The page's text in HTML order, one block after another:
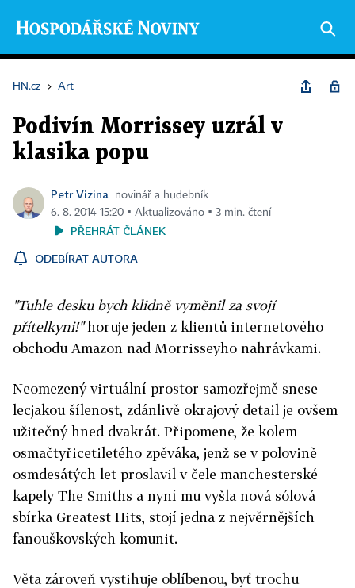
HN.cz › Art
Podivín Morrissey uzrál v
klasika popu
Petr Vizina
novinář a hudebník
6. 8. 2014 15:20 ▪ Aktualizováno ▪ 3 min. čtení
PŘEHRÁT ČLÁNEK
ODEBÍRAT AUTORA
"Tuhle desku bych klidně vyměnil za svojí
přítelkyni!"horuje jeden z klientů internetového
obchodu Amazon nad Morrisseyho nahrávkami.
Neomezený virtuální prostor samozřejmě snese
lecjakou šílenost, zdánlivě okrajový detail je ovšem
užitečný hned dvakrát. Připomene, že kolem
osmačtyřicetiletého zpěváka, jenž se v polovině
osmdesátých let proslavil v čele manchesterské
kapely The Smiths a nyní mu vyšla nová sólová
sbírka Greatest Hits, stojí jedna z nejvěrnějších
fanouškovských komunit.
Věta zároveň vystihuje oblíbenou, byť trochu